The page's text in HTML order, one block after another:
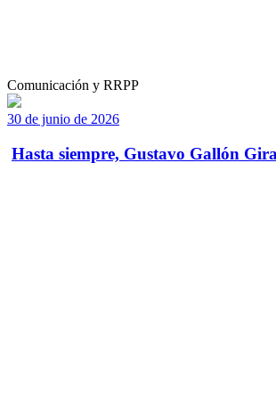
Comunicación y RRPP
30 de junio de 2026
Hasta siempre, Gustavo Gallón